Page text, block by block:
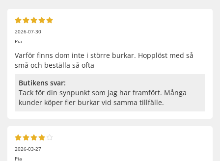
2026-07-30
Pia
Varför finns dom inte i större burkar. Hopplöst med så
små och beställa så ofta
Butikens svar:
Tack för din synpunkt som jag har framfört. Många
kunder köper fler burkar vid samma tillfälle.
2026-03-27
Pia